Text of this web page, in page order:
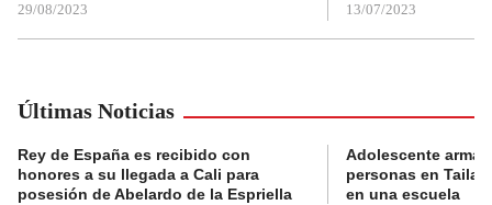
29/08/2023 13/07/2023
Últimas Noticias
Rey de España es recibido con
honores a su llegada a Cali para
posesión de Abelardo de la Espriella
Adolescente
personas en
en una escuela